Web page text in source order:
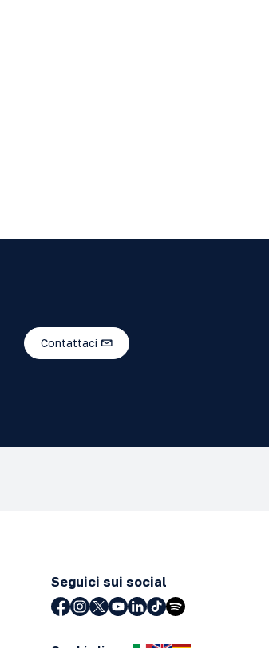
Contattaci
Seguici sui social